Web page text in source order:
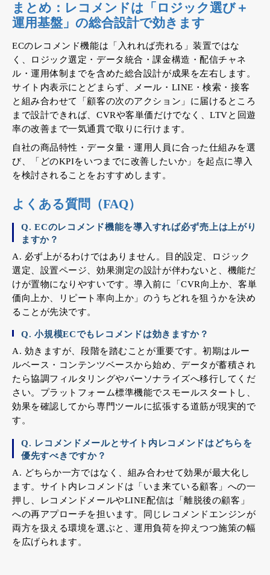
まとめ：レコメンドは「ロジック選び＋
運用基盤」の総合設計で効きます
ECのレコメンド機能は「入れれば売れる」装置ではな
く、ロジック選定・データ統合・課金構造・配信チャネ
ル・運用体制までを含めた総合設計が成果を左右します。
サイト内表示にとどまらず、メール・LINE・検索・接客
と組み合わせて「顧客の次のアクション」に届けるところ
まで設計できれば、CVRや客単価だけでなく、LTVと回遊
率の改善まで一気通貫で取りに行けます。
自社の商品特性・データ量・運用人員に合った仕組みを選
び、「どのKPIをいつまでに改善したいか」を起点に導入
を検討されることをおすすめします。
よくある質問（FAQ）
Q. ECのレコメンド機能を導入すれば必ず売上は上がり
ますか？
A. 必ず上がるわけではありません。目的設定、ロジック
選定、設置ページ、効果測定の設計が伴わないと、機能だ
けが置物になりやすいです。導入前に「CVR向上か、客単
価向上か、リピート率向上か」のうちどれを狙うかを決め
ることが先決です。
Q. 小規模ECでもレコメンドは効きますか？
A. 効きますが、段階を踏むことが重要です。初期はルー
ルベース・コンテンツベースから始め、データが蓄積され
たら協調フィルタリングやパーソナライズへ移行してくだ
さい。プラットフォーム標準機能でスモールスタートし、
効果を確認してから専門ツールに拡張する道筋が現実的で
す。
Q. レコメンドメールとサイト内レコメンドはどちらを
優先すべきですか？
A. どちらか一方ではなく、組み合わせて効果が最大化し
ます。サイト内レコメンドは「いま来ている顧客」への一
押し、レコメンドメールやLINE配信は「離脱後の顧客」
への再アプローチを担います。同じレコメンドエンジンが
両方を扱える環境を選ぶと、運用負荷を抑えつつ施策の幅
を広げられます。